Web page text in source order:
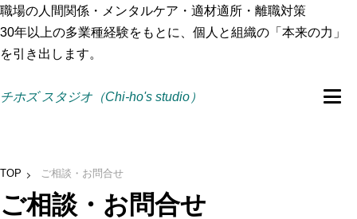
職場の人間関係・メンタルケア・適材適所・離職対策
30年以上の多業種経験をもとに、個人と組織の「本来の力」
を引き出します。
チホズ スタジオ（Chi-ho's studio）
TOP ご相談・お問合せ
ご相談・お問合せ